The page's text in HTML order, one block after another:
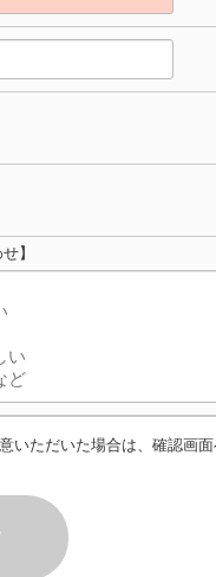
】
いただいた場合は、確認画